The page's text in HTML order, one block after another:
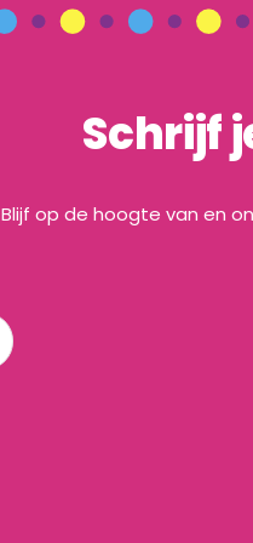
Schrijf
Blijf op de hoogte van en